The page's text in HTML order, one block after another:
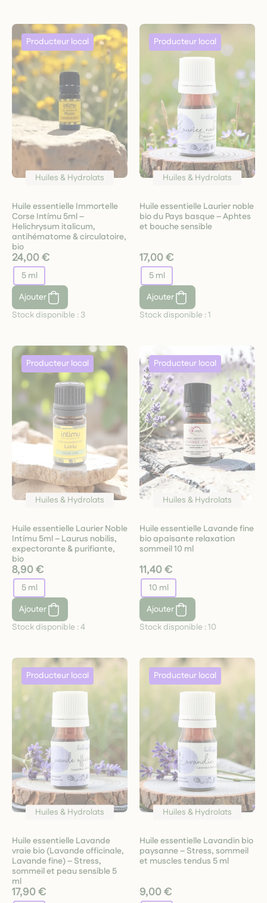
Huiles & Hydrolats
Huile essentielle Immortelle
Corse Intímu 5ml –
Helichrysum italicum,
antihématome & circulatoire,
bio
24,00 €
5 ml
Ajouter
Stock disponible : 3
Huiles & Hydrolats
Huile essentielle Laurier noble
bio du Pays basque – Aphtes
et bouche sensible
17,00 €
5 ml
Ajouter
Stock disponible :1
Huiles & Hydrolats
Huile essentielle Laurier Noble
Intímu 5ml – Laurus nobilis,
expectorante & purifiante,
bio
8,90 €
5 ml
Ajouter
Stock disponible :4
Huiles & Hydrolats
Huile essentielle Lavande fine
bio apaisante relaxation
sommeil 10 ml
11,40 €
10 ml
Ajouter
Stock disponible :10
Huiles & Hydrolats
Huile essentielle Lavande
vraie bio (Lavande officinale,
Lavande fine) – Stress,
sommeil et peau sensible 5
ml
17,90 €
Huiles & Hydrolats
Huile essentielle Lavandin bio
paysanne – Stress, sommeil
et muscles tendus 5 ml
9,00 €